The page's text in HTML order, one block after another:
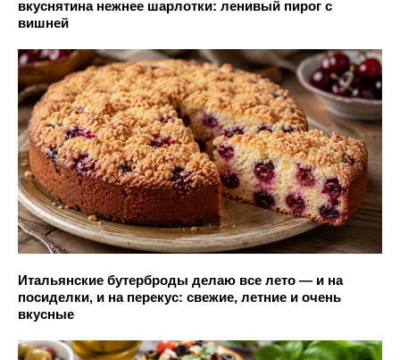
вкуснятина нежнее шарлотки: ленивый пирог с
вишней
Итальянские бутерброды делаю все лето — и на
посиделки, и на перекус: свежие, летние и очень
вкусные